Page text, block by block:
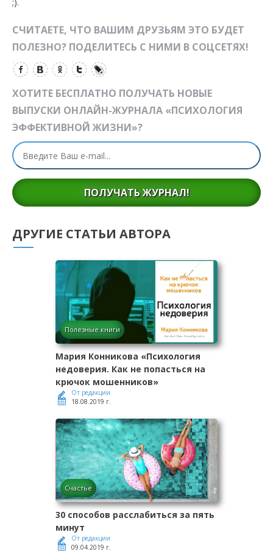
СЧИТАЕТЕ, ЧТО ВАШИМ ДРУЗЬЯМ ЭТО БУДЕТ
ПОЛЕЗНО? ПОДЕЛИТЕСЬ С НИМИ В СОЦСЕТЯХ!
ХОТИТЕ БЕСПЛАТНО ПОЛУЧАТЬ НОВЫЕ
ВЫПУСКИ ОНЛАЙН-ЖУРНАЛА «ПСИХОЛОГИЯ
ЭФФЕКТИВНОЙ ЖИЗНИ»?
ПОЛУЧАТЬ ЖУРНАЛ!
ДРУГИЕ СТАТЬИ АВТОРА
Полезные книги
Мария Конникова «Психология
недоверия. Как не попасться на
крючок мошенников»
От редакции
18.08.2019 г.
Счастье
30 способов расслабиться за пять
минут
От редакции
09.04.2019 г.